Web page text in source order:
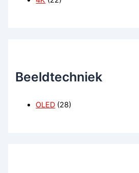
Beeldtechniek
OLED (28)